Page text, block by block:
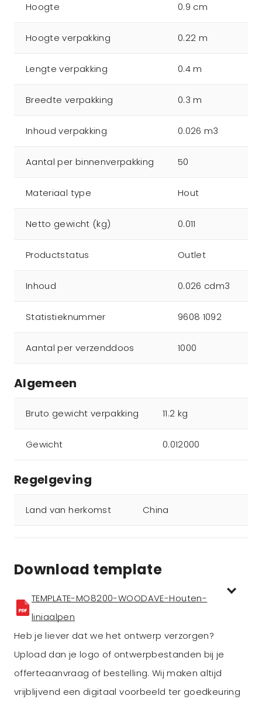
Hoogte 0.9 cm
Hoogte verpakking 0.22 m
Lengte verpakking 0.4 m
Breedte verpakking 0.3 m
Inhoud verpakking 0.026 m3
Aantal per binnenverpakking 50
Materiaal type Hout
Netto gewicht (kg) 0.011
Productstatus Outlet
Inhoud 0.026 cdm3
Statistieknummer 9608 1092
Aantal per verzenddoos 1000
Algemeen
Bruto gewicht verpakking 11.2 kg
Gewicht 0.012000
Regelgeving
Land van herkomst China
Download template
TEMPLATE-MO8200-WOODAVE-Houten-
liniaalpen
Heb je liever dat we het ontwerp verzorgen?
Upload dan je logo of ontwerpbestanden bij je
offerteaanvraag of bestelling. Wij maken altijd
vrijblijvend een digitaal voorbeeld ter goedkeuring